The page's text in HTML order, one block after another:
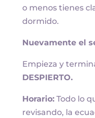
o menos tienes
dormido.
Nuevamente el
Empieza y
DESPIERTO.
Horario:Todo lo
revisando, la